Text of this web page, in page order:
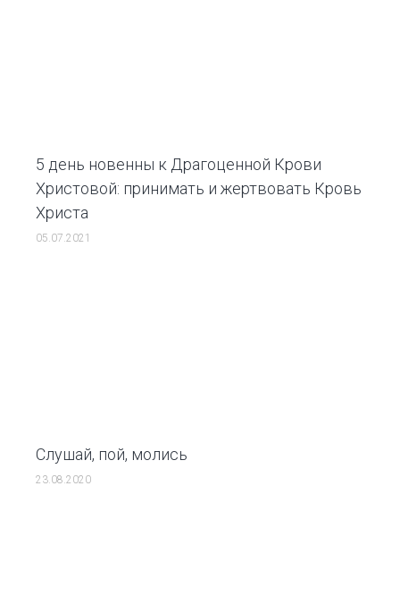
5 день новенны к Драгоценной Крови
Христовой: принимать и жертвовать Кровь
Христа
05.07.2021
Слушай, пой, молись
23.08.2020